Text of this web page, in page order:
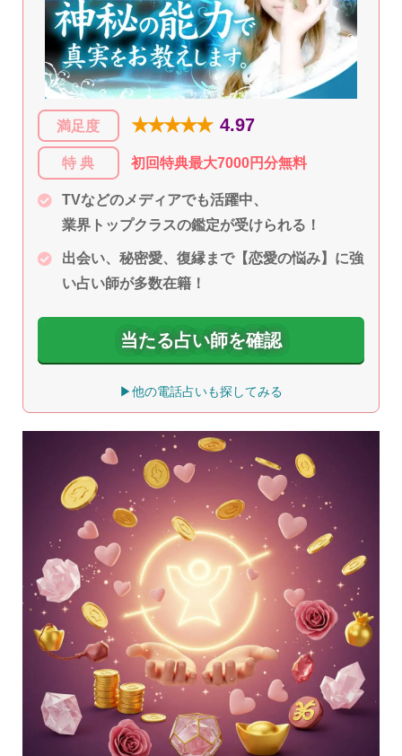
満足度 ★★★★★ 4.97
特 典 初回特典最大7000円分無料
TVなどのメディアでも活躍中、
業界トップクラスの鑑定が受けられる！
出会い、秘密愛、復縁まで【恋愛の悩み】に強
い占い師が多数在籍！
当たる占い師を確認
▶他の電話占いも探してみる